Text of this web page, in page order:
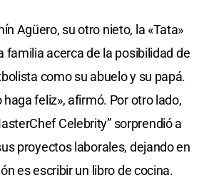
Agüero, su otro nieto, la «Tata»
familia acerca de la posibilidad de
como su abuelo y su papá.
haga feliz», afirmó. Por otro lado,
Celebrity” sorprendió a
proyectos laborales, dejando en
es escribir un libro de cocina.